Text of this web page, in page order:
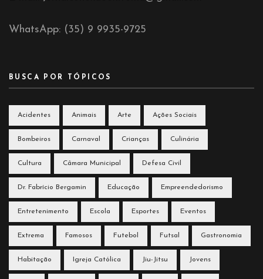
WhatsApp: (35) 9 9935-9725
BUSCA POR TÓPICOS
Acidentes Animais Arte Ações Sociais
Bombeiros Carnaval Crianças Culinária
Cultura Câmara Municipal Defesa Civil
Dr. Fabrício Bergamin Educação Empreendedorismo
Entretenimento Escola Esportes Eventos
Extrema Famosos Futebol Futsal Gastronomia
Habitação Igreja Católica Jiu-Jitsu Jovens